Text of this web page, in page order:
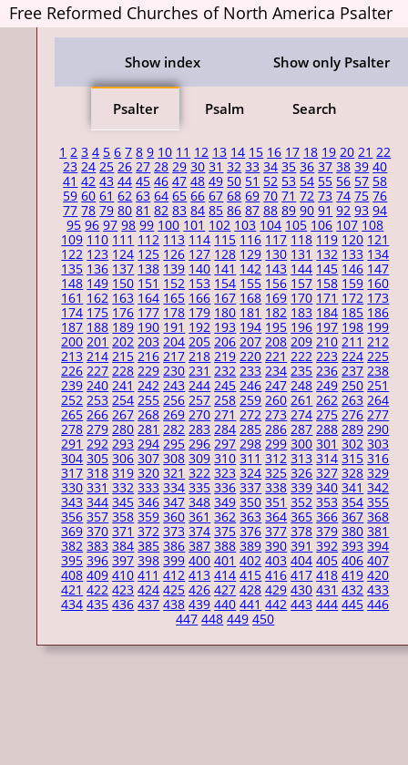
Free Reformed Churches of North America Psalter
Show index Show only Psalter
Psalter Psalm Search
1 2 3 4 5 6 7 8 9 10 11 12 13 14 15 16 17 18 19 20 21 22
23 24 25 26 27 28 29 30 31 32 33 34 35 36 37 38 39 40
41 42 43 44 45 46 47 48 49 50 51 52 53 54 55 56 57 58
59 60 61 62 63 64 65 66 67 68 69 70 71 72 73 74 75 76
77 78 79 80 81 82 83 84 85 86 87 88 89 90 91 92 93 94
95 96 97 98 99 100 101 102 103 104 105 106 107 108
109 110 111 112 113 114 115 116 117 118 119 120 121
122 123 124 125 126 127 128 129 130 131 132 133 134
135 136 137 138 139 140 141 142 143 144 145 146 147
148 149 150 151 152 153 154 155 156 157 158 159 160
161 162 163 164 165 166 167 168 169 170 171 172 173
174 175 176 177 178 179 180 181 182 183 184 185 186
187 188 189 190 191 192 193 194 195 196 197 198 199
200 201 202 203 204 205 206 207 208 209 210 211 212
213 214 215 216 217 218 219 220 221 222 223 224 225
226 227 228 229 230 231 232 233 234 235 236 237 238
239 240 241 242 243 244 245 246 247 248 249 250 251
252 253 254 255 256 257 258 259 260 261 262 263 264
265 266 267 268 269 270 271 272 273 274 275 276 277
278 279 280 281 282 283 284 285 286 287 288 289 290
291 292 293 294 295 296 297 298 299 300 301 302 303
304 305 306 307 308 309 310 311 312 313 314 315 316
317 318 319 320 321 322 323 324 325 326 327 328 329
330 331 332 333 334 335 336 337 338 339 340 341 342
343 344 345 346 347 348 349 350 351 352 353 354 355
356 357 358 359 360 361 362 363 364 365 366 367 368
369 370 371 372 373 374 375 376 377 378 379 380 381
382 383 384 385 386 387 388 389 390 391 392 393 394
395 396 397 398 399 400 401 402 403 404 405 406 407
408 409 410 411 412 413 414 415 416 417 418 419 420
421 422 423 424 425 426 427 428 429 430 431 432 433
434 435 436 437 438 439 440 441 442 443 444 445 446
447 448 449 450